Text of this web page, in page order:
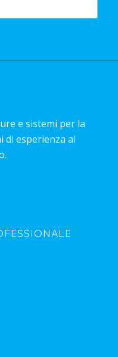
e sistemi per la
di esperienza al